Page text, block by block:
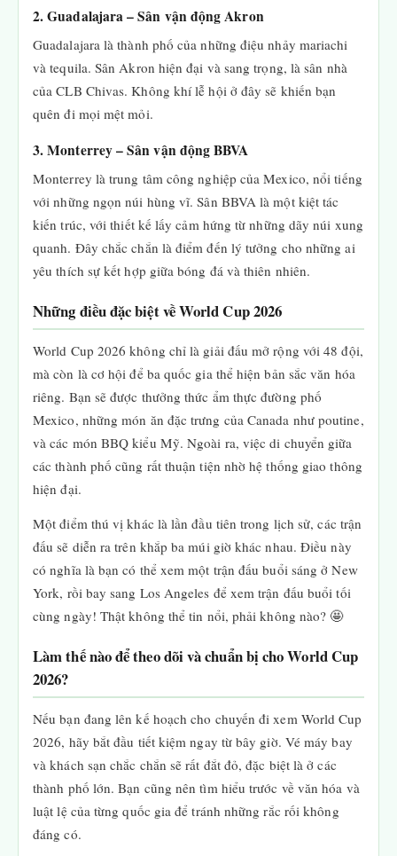
2. Guadalajara – Sân vận động Akron
Guadalajara là thành phố của những điệu nhảy mariachi
và tequila. Sân Akron hiện đại và sang trọng, là sân nhà
của CLB Chivas. Không khí lễ hội ở đây sẽ khiến bạn
quên đi mọi mệt mỏi.
3. Monterrey – Sân vận động BBVA
Monterrey là trung tâm công nghiệp của Mexico, nổi tiếng
với những ngọn núi hùng vĩ. Sân BBVA là một kiệt tác
kiến trúc, với thiết kế lấy cảm hứng từ những dãy núi xung
quanh. Đây chắc chắn là điểm đến lý tưởng cho những ai
yêu thích sự kết hợp giữa bóng đá và thiên nhiên.
Những điều đặc biệt về World Cup 2026
World Cup 2026 không chỉ là giải đấu mở rộng với 48 đội,
mà còn là cơ hội để ba quốc gia thể hiện bản sắc văn hóa
riêng. Bạn sẽ được thưởng thức ẩm thực đường phố
Mexico, những món ăn đặc trưng của Canada như poutine,
và các món BBQ kiểu Mỹ. Ngoài ra, việc di chuyển giữa
các thành phố cũng rất thuận tiện nhờ hệ thống giao thông
hiện đại.
Một điểm thú vị khác là lần đầu tiên trong lịch sử, các trận
đấu sẽ diễn ra trên khắp ba múi giờ khác nhau. Điều này
có nghĩa là bạn có thể xem một trận đấu buổi sáng ở New
York, rồi bay sang Los Angeles để xem trận đấu buổi tối
cùng ngày! Thật không thể tin nổi, phải không nào? 🤩
Làm thế nào để theo dõi và chuẩn bị cho World Cup
2026?
Nếu bạn đang lên kế hoạch cho chuyến đi xem World Cup
2026, hãy bắt đầu tiết kiệm ngay từ bây giờ. Vé máy bay
và khách sạn chắc chắn sẽ rất đắt đỏ, đặc biệt là ở các
thành phố lớn. Bạn cũng nên tìm hiểu trước về văn hóa và
luật lệ của từng quốc gia để tránh những rắc rối không
đáng có.